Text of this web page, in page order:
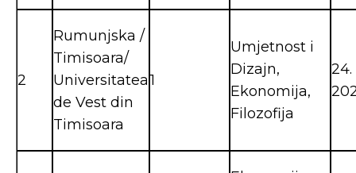
2
Rumunjska /
Timisoara/
Universitatea
de Vest din
Timisoara
1
Umjetnost i
Dizajn,
Ekonomija,
Filozofija